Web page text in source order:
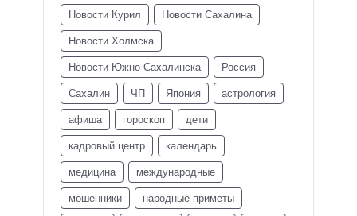
Новости Курил Новости Сахалина
Новости Холмска
Новости Южно-Сахалинска Россия
Сахалин ЧП Япония астрология
афиша гороскоп дети
кадровый центр календарь
медицина международные
мошенники народные приметы